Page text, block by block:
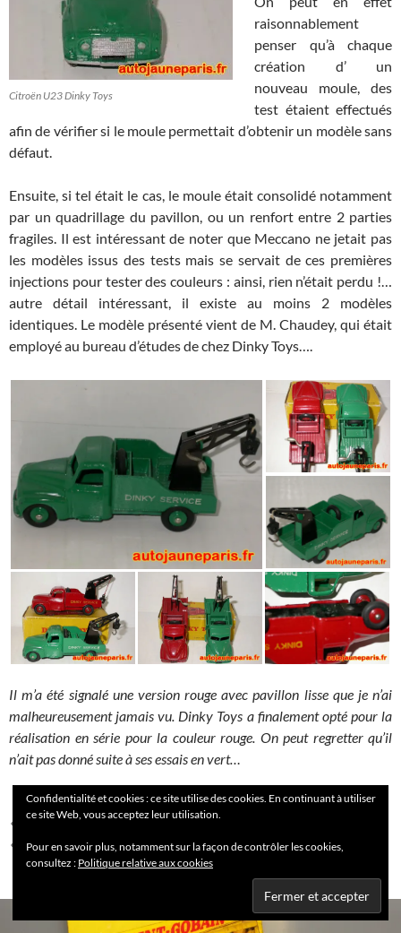
Citroën U23 Dinky Toys
raisonnablement
penser qu’à chaque
création d’ un
nouveau moule, des
test étaient effectués
afin de vérifier si le moule permettait d’obtenir un modèle sans
défaut.
Ensuite, si tel était le cas, le moule était consolidé notamment
par un quadrillage du pavillon, ou un renfort entre 2 parties
fragiles. Il est intéressant de noter que Meccano ne jetait pas
les modèles issus des tests mais se servait de ces premières
injections pour tester des couleurs : ainsi, rien n’était perdu !…
autre détail intéressant, il existe au moins 2 modèles
identiques. Le modèle présenté vient de M. Chaudey, qui était
employé au bureau d’études de chez Dinky Toys….
Il m’a été signalé une version rouge avec pavillon lisse que je n’ai
malheureusement jamais vu. Dinky Toys a finalement opté pour la
réalisation en série pour la couleur rouge. On peut regretter qu’il
n’ait pas donné suite à ses essais en vert…
DÉPANNEUSE
MECCANO
Confidentialité et cookies : ce site utilise des cookies. En continuant à utiliser
ce site Web, vous acceptez leur utilisation.
Pour en savoir plus, notamment sur la façon de contrôler les cookies,
consultez : Politique relative aux cookies